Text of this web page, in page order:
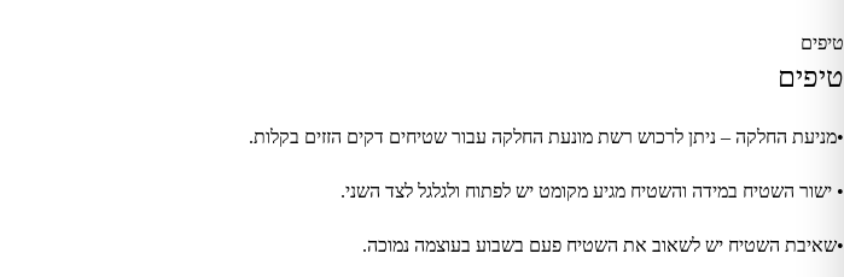
טיפים
טיפים
•מניעת החלקה – ניתן לרכוש רשת מונעת החלקה עבור שטיחים דקים הזזים בקלות.
• ישור השטיח במידה והשטיח מגיע מקומט יש לפתוח ולגלגל לצד השני.
•שאיבת השטיח יש לשאוב את השטיח פעם בשבוע בעוצמה נמוכה.